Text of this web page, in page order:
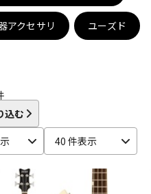
その他楽器
DTM
レコーディング機器
アクセサリ ユーズド
込む
40 件表示